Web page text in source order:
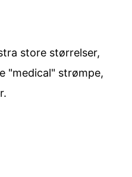
store størrelser,
"medical" strømpe,